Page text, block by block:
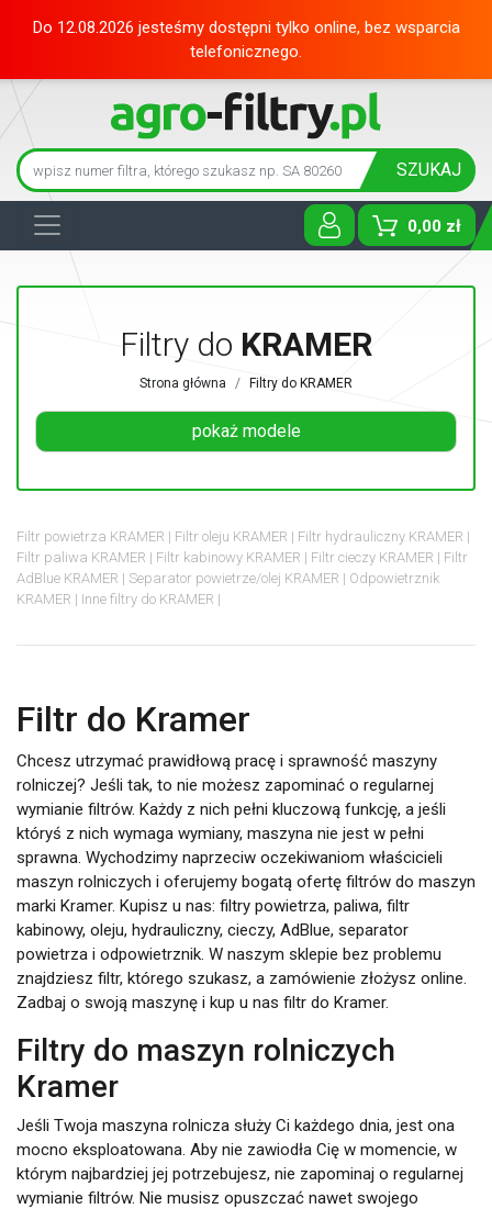
Do 12.08.2026 jesteśmy dostępni tylko online, bez wsparcia
telefonicznego.
SZUKAJ
0,00 zł
Toggle
Filtry do KRAMER
Strona główna Filtry do KRAMER
pokaż modele
Filtr powietrza KRAMER Filtr oleju KRAMER
Filtr hydrauliczny KRAMER
Filtr paliwa KRAMER
Filtr kabinowy KRAMER Filtr cieczy KRAMER
Filtr
AdBlue KRAMER
Separator powietrze/olej KRAMER
Odpowietrznik
KRAMER
Inne filtry do KRAMER
Filtr do Kramer
Chcesz utrzymać prawidłową pracę i sprawność maszyny
rolniczej? Jeśli tak, to nie możesz zapominać o regularnej
wymianie filtrów. Każdy z nich pełni kluczową funkcję, a jeśli
któryś z nich wymaga wymiany, maszyna nie jest w pełni
sprawna. Wychodzimy naprzeciw oczekiwaniom właścicieli
maszyn rolniczych i oferujemy bogatą ofertę filtrów do maszyn
marki Kramer. Kupisz u nas: filtry powietrza, paliwa, filtr
kabinowy, oleju, hydrauliczny, cieczy, AdBlue, separator
powietrza i odpowietrznik. W naszym sklepie bez problemu
znajdziesz filtr, którego szukasz, a zamówienie złożysz online.
Zadbaj o swoją maszynę i kup u nas filtr do Kramer.
Filtry do maszyn rolniczych
Kramer
Jeśli Twoja maszyna rolnicza służy Ci każdego dnia, jest ona
mocno eksploatowana. Aby nie zawiodła Cię w momencie, w
którym najbardziej jej potrzebujesz, nie zapominaj o regularnej
wymianie filtrów. Nie musisz opuszczać nawet swojego